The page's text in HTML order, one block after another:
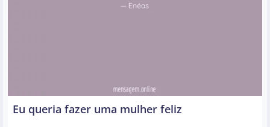
Eu queria fazer uma mulher feliz